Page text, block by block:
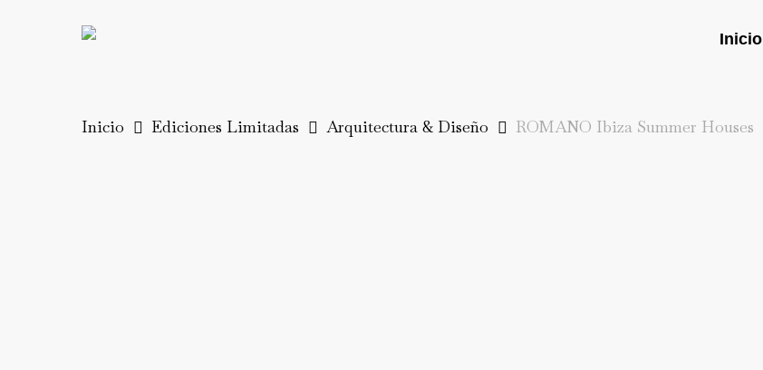
Inicio
Inicio Ediciones Limitadas Arquitectura & Diseño ROMANO Ibiza Summer Houses